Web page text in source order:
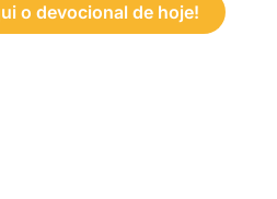
o devocional de hoje!